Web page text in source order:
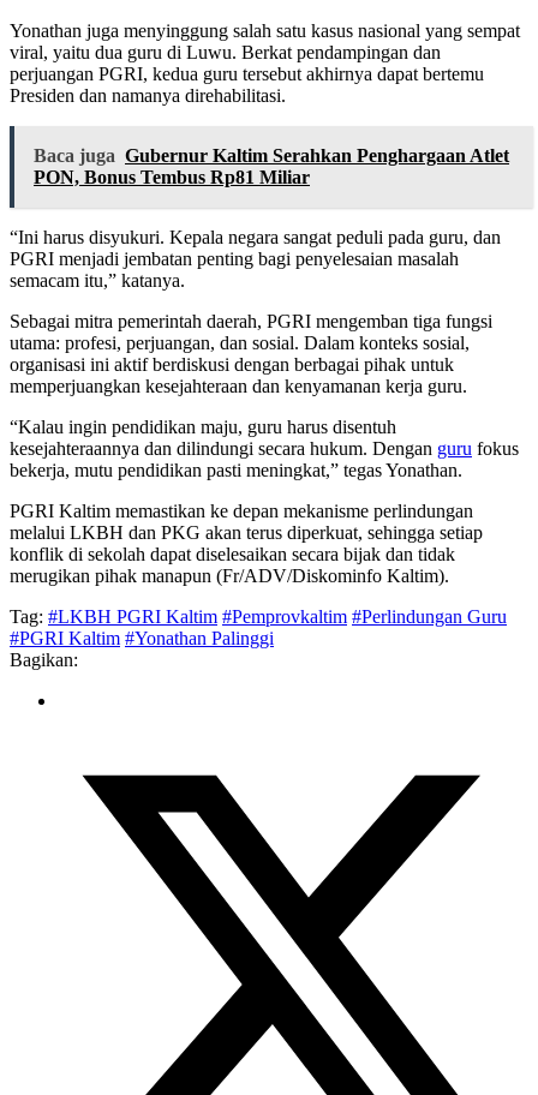
Yonathan juga menyinggung salah satu kasus nasional yang sempat
viral, yaitu dua guru di Luwu. Berkat pendampingan dan
perjuangan PGRI, kedua guru tersebut akhirnya dapat bertemu
Presiden dan namanya direhabilitasi.
Baca juga Gubernur Kaltim Serahkan Penghargaan Atlet
PON, Bonus Tembus Rp81 Miliar
“Ini harus disyukuri. Kepala negara sangat peduli pada guru, dan
PGRI menjadi jembatan penting bagi penyelesaian masalah
semacam itu,” katanya.
Sebagai mitra pemerintah daerah, PGRI mengemban tiga fungsi
utama: profesi, perjuangan, dan sosial. Dalam konteks sosial,
organisasi ini aktif berdiskusi dengan berbagai pihak untuk
memperjuangkan kesejahteraan dan kenyamanan kerja guru.
“Kalau ingin pendidikan maju, guru harus disentuh
kesejahteraannya dan dilindungi secara hukum. Dengan guru fokus
bekerja, mutu pendidikan pasti meningkat,” tegas Yonathan.
PGRI Kaltim memastikan ke depan mekanisme perlindungan
melalui LKBH dan PKG akan terus diperkuat, sehingga setiap
konflik di sekolah dapat diselesaikan secara bijak dan tidak
merugikan pihak manapun (Fr/ADV/Diskominfo Kaltim).
Tag: #LKBH PGRI Kaltim #Pemprovkaltim #Perlindungan Guru
#PGRI Kaltim #Yonathan Palinggi
Bagikan: